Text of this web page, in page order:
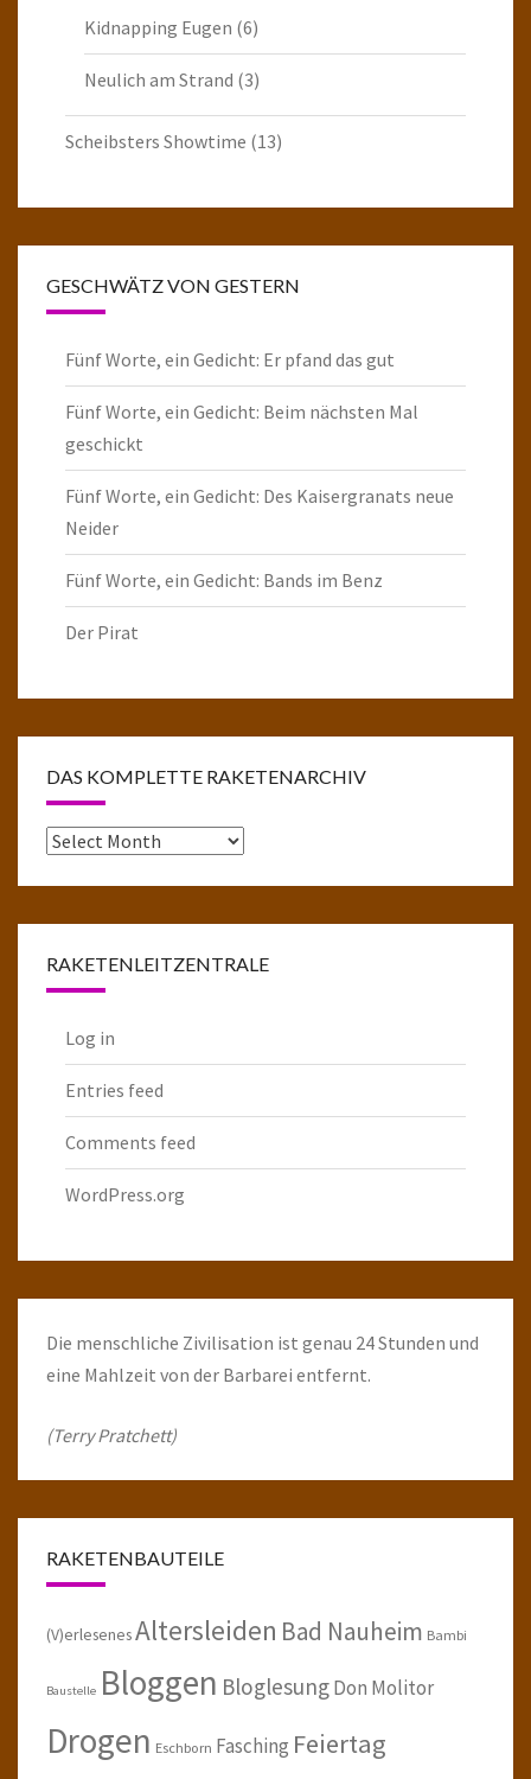
Kidnapping Eugen (6)
Neulich am Strand (3)
Scheibsters Showtime (13)
GESCHWÄTZ VON GESTERN
Fünf Worte, ein Gedicht: Er pfand das gut
Fünf Worte, ein Gedicht: Beim nächsten Mal
geschickt
Fünf Worte, ein Gedicht: Des Kaisergranats neue
Neider
Fünf Worte, ein Gedicht: Bands im Benz
Der Pirat
DAS KOMPLETTE RAKETENARCHIV
Das
RAKETENLEITZENTRALE
Log in
Entries feed
Comments feed
WordPress.org
Die menschliche Zivilisation ist genau 24 Stunden und
eine Mahlzeit von der Barbarei entfernt.
(Terry Pratchett)
RAKETENBAUTEILE
(V)erlesenesAltersleiden Bad Nauheim Bambi
Baustelle Bloggen BloglesungDon Molitor
Drogen Eschborn Fasching Feiertag